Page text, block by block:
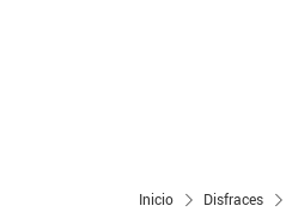
Inicio Disfraces